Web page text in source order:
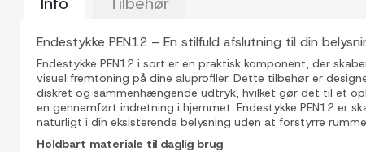
Endestykke PEN12 – En stilfuld afslutning til din
Endestykke PEN12 i sort er en praktisk komponent, der
visuel fremtoning på dine aluprofiler. Dette tilbehør er
diskret og sammenhængende udtryk, hvilket gør det til et
en gennemført indretning i hjemmet. Endestykke PEN12 er
naturligt i din eksisterende belysning uden at forstyrre
Holdbart materiale til daglig brug